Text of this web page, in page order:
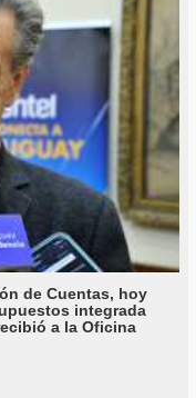
de Cuentas, hoy
integrada
a la Oficina